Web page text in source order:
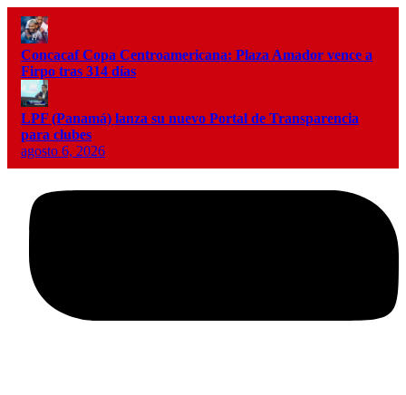
Concacaf Copa Centroamericana: Plaza Amador vence a
Firpo tras 314 días
LPF (Panamá) lanza su nuevo Portal de Transparencia
para clubes
agosto 6, 2026